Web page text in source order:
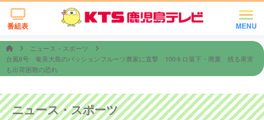
MENU
番組表
ニュース・スポーツ
台風6号 奄美大島のパッションフルーツ農家に直撃 100キロ落下・廃棄 残る果実
も出荷困難の恐れ
ニュース・スポーツ